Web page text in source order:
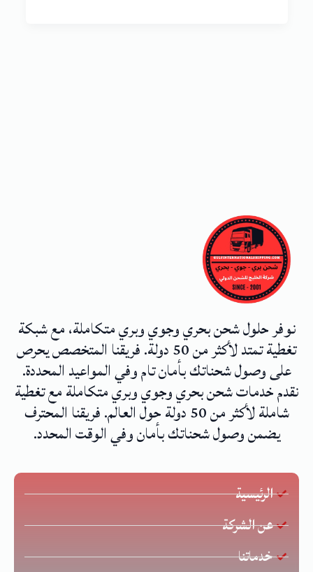
نوفر حلول شحن بحري وجوي وبري متكاملة، مع شبكة
تغطية تمتد لأكثر من 50 دولة. فريقنا المتخصص يحرص
على وصول شحناتك بأمان تام وفي المواعيد المحددة.
نقدم خدمات شحن بحري وجوي وبري متكاملة مع تغطية
شاملة لأكثر من 50 دولة حول العالم. فريقنا المحترف
يضمن وصول شحناتك بأمان وفي الوقت المحدد.
الرئيسية
عن الشركة
خدماتنا